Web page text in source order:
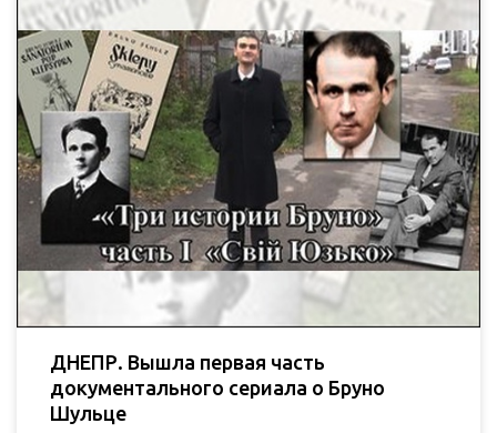
ДНЕПР. Вышла первая часть
документального сериала о Бруно
Шульце